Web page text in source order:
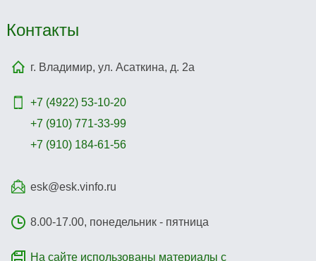
Контакты
г. Владимир, ул. Асаткина, д. 2а
+7 (4922) 53-10-20
+7 (910) 771-33-99
+7 (910) 184-61-56
esk@esk.vinfo.ru
8.00-17.00, понедельник - пятница
На сайте использованы материалы с